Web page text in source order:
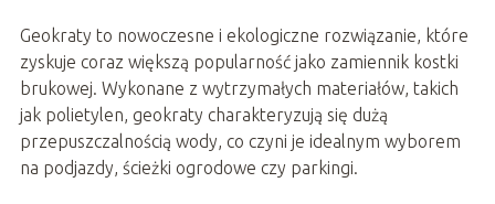
Geokraty to nowoczesne i ekologiczne rozwiązanie, które
zyskuje coraz większą popularność jako zamiennik kostki
brukowej. Wykonane z wytrzymałych materiałów, takich
jak polietylen, geokraty charakteryzują się dużą
przepuszczalnością wody, co czyni je idealnym wyborem
na podjazdy, ścieżki ogrodowe czy parkingi.